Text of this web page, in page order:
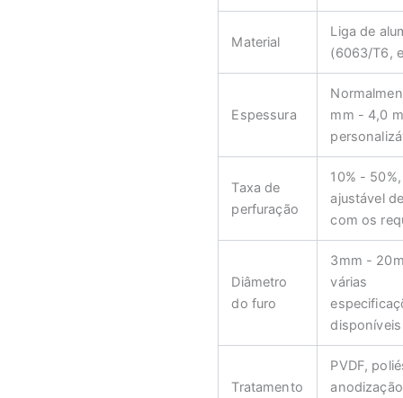
Material
Liga de
(6063/T6,
Espessura
mm - 4,0
Taxa de
perfuração
10% - 50%,
ajustável
com os
Diâmetro
do furo
3mm -
várias
disponíveis
Tratamento
PVDF,